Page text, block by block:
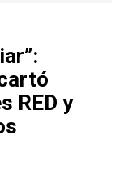
RED y